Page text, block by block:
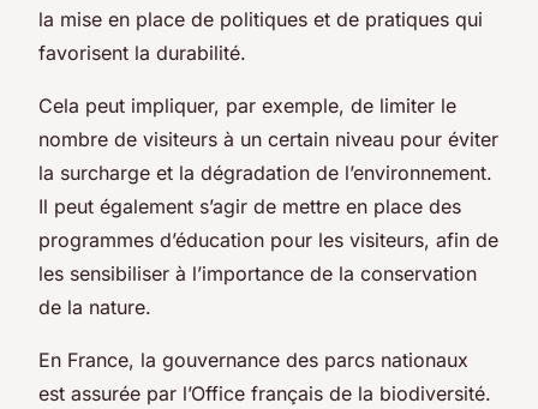
la mise en place de politiques et de pratiques qui
favorisent la durabilité.
Cela peut impliquer, par exemple, de limiter le
nombre de visiteurs à un certain niveau pour éviter
la surcharge et la dégradation de l’environnement.
Il peut également s’agir de mettre en place des
programmes d’éducation pour les visiteurs, afin de
les sensibiliser à l’importance de la conservation
de la nature.
En France, la gouvernance des parcs nationaux
est assurée par l’Office français de la biodiversité.